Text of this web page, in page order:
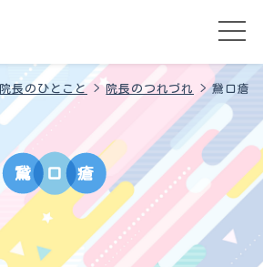
院長のひとこと>院長のつれづれ >鵞口瘡
鵞 口 瘡